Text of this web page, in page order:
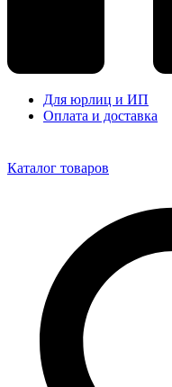
Для юрлиц и ИП
Оплата и доставка
Каталог товаров